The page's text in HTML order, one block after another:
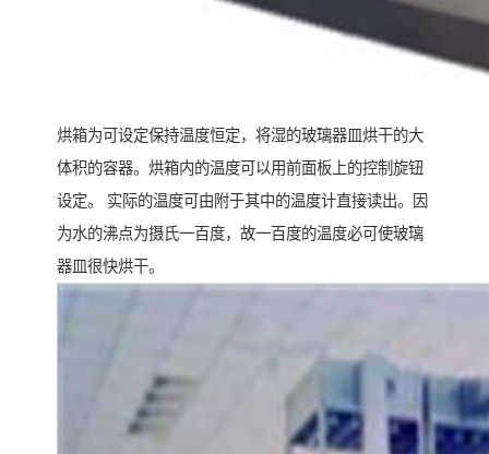
烘箱为可设定保持温度恒定，将湿的玻璃器皿烘干的大
体积的容器。烘箱内的温度可以用前面板上的控制旋钮
设定。 实际的温度可由附于其中的温度计直接读出。因
为水的沸点为摄氏一百度，故一百度的温度必可使玻璃
器皿很快烘干。